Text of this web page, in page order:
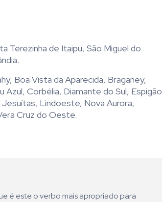
Terezinha de Itaipu, São Miguel do
Boa Vista da Aparecida, Braganey,
Corbélia, Diamante do Sul, Espigão
Lindoeste, Nova Aurora,
Cruz do Oeste.
é este o verbo mais apropriado para